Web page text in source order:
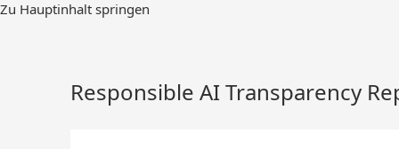
Zum
Zu Hauptinhalt springen
Responsible AI Transparency